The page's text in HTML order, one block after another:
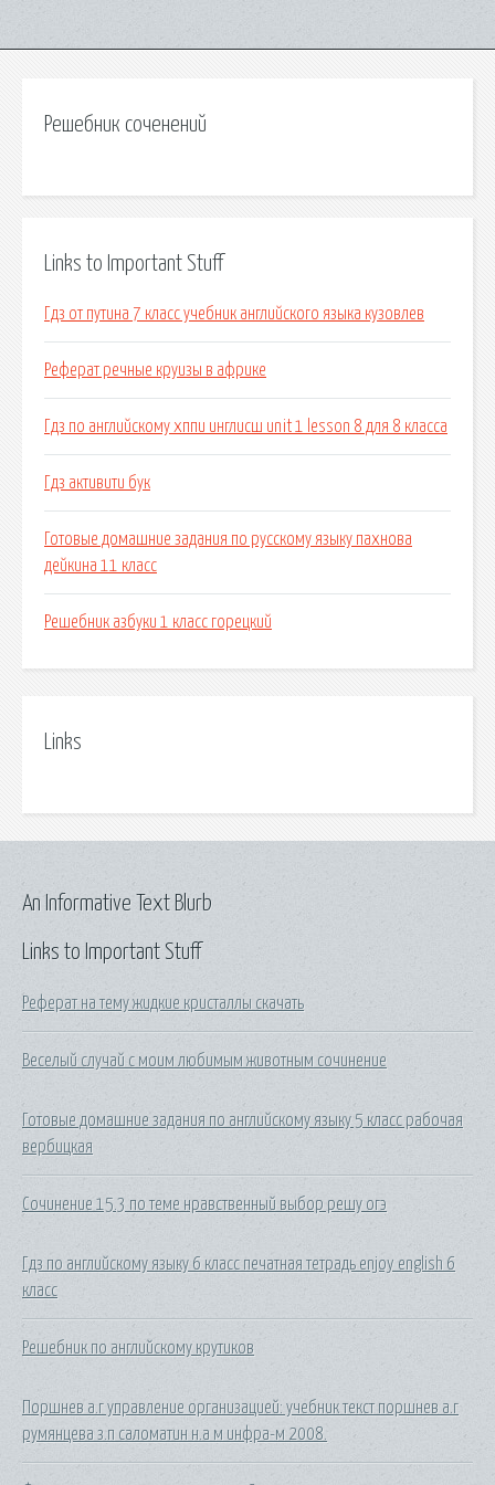
Решебник соченений
Links to Important Stuff
Гдз от путина 7 класс учебник английского языка кузовлев
Реферат речные круизы в африке
Гдз по английскому хппи инглисш unit 1 lesson 8 для 8 класса
Гдз активити бук
Готовые домашние задания по русскому языку пахнова
дейкина 11 класс
Решебник азбуки 1 класс горецкий
Links
Links to Important Stuff
Реферат на тему жидкие кристаллы скачать
Веселый случай с моим любимым животным сочинение
Готовые домашние задания по английскому языку 5 класс рабочая
вербицкая
Сочинение 15.3 по теме нравственный выбор решу огэ
Гдз по английскому языку 6 класс печатная тетрадь enjoy english 6
класс
Решебник по английскому крутиков
Поршнев а.г управление организацией: учебник текст поршнев а.г
румянцева з.п саломатин н.а м инфра-м 2008.
An Informative Text Blurb